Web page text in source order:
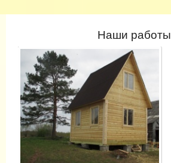
Наши работы